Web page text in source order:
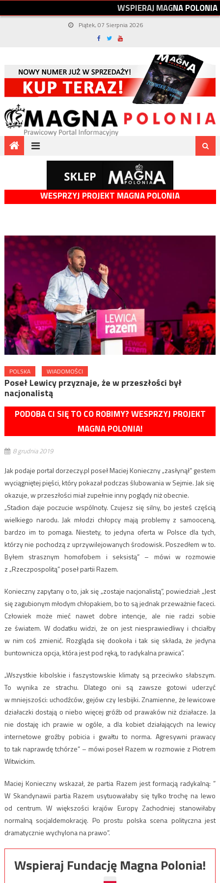
WSPIERAJMAGNAPOLONIA
Piątek, 07 Sierpnia 2026
WESPRZYJ PROJEKT MAGNA POLONIA
POLSKA WIADOMOŚCI
Poseł Lewicy przyznaje, że w przeszłości był
nacjonalistą
PODOBA CI SIĘ TO CO ROBIMY? WESPRZYJ PROJEKT
MAGNA POLONIA!
8 grudnia 2019
Jak podaje portal dorzeczy.pl poseł Maciej Konieczny „zasłynął” gestem
wyciągniętej pięści, który pokazał podczas ślubowania w Sejmie. Jak się
okazuje, w przeszłości miał zupełnie inny poglądy niż obecnie.
„Stadion daje poczucie wspólnoty. Czujesz się silny, bo jesteś częścią
wielkiego narodu. Jak młodzi chłopcy mają problemy z samooceną,
bardzo im to pomaga. Niestety, to jedyna oferta w Polsce dla tych,
którzy nie pochodzą z uprzywilejowanych środowisk. Poszedłem w to.
Byłem strasznym homofobem i seksistą” – mówi w rozmowie
z „Rzeczpospolitą” poseł partii Razem.
Konieczny zapytany o to, jak się „zostaje nacjonalistą”, powiedział: „Jest
się zagubionym młodym chłopakiem, bo to są jednak przeważnie faceci.
Człowiek może mieć nawet dobre intencje, ale nie radzi sobie
ze światem. W dodatku widzi, że on jest niesprawiedliwy i chciałby
w nim coś zmienić. Rozgląda się dookoła i tak się składa, że jedyna
buntownicza opcja, która jest pod ręką, to radykalna prawica”.
„Wszystkie kibolskie i faszystowskie klimaty są przeciwko słabszym.
To wynika ze strachu. Dlatego oni są zawsze gotowi uderzyć
w mniejszości: uchodźców, gejów czy lesbijki. Znamienne, że lewicowe
działaczki dostają o niebo więcej gróźb od prawaków niż działacze. Ja
nie dostaję ich prawie w ogóle, a dla kobiet działających na lewicy
internetowe groźby pobicia i gwałtu to norma. Agresywni prawacy
to tak naprawdę tchórze” – mówi poseł Razem w rozmowie z Piotrem
Witwickim.
Maciej Konieczny wskazał, że partia Razem jest formacją radykalną: ”
W Skandynawii partia Razem usytuowałaby się tylko trochę na lewo
od centrum. W większości krajów Europy Zachodniej stanowiłaby
normalną socjaldemokrację. Po prostu polska scena polityczna jest
dramatycznie wychylona na prawo”.
Wspieraj Fundację Magna Polonia!